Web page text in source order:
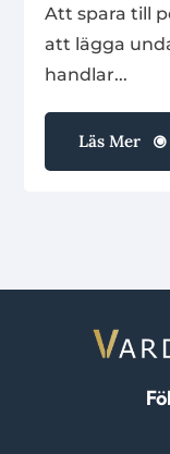
Att spara till
att lägga
handlar...
Läs Mer